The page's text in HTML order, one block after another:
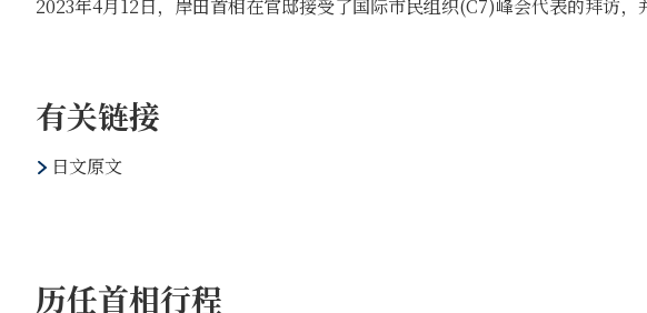
2023年4月12日，岸田首相在官邸接受了国际市民组织(C7)峰会代表的拜访，
有关链接
日文原文
历任首相行程